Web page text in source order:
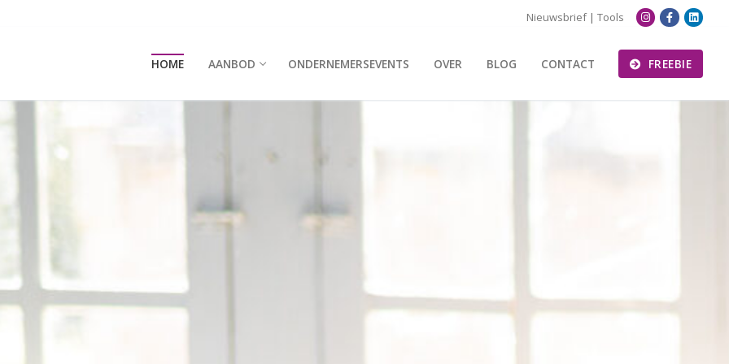
Nieuwsbrief| Tools
HOME AANBOD ONDERNEMERSEVENTS OVER BLOG CONTACT FREEBIE